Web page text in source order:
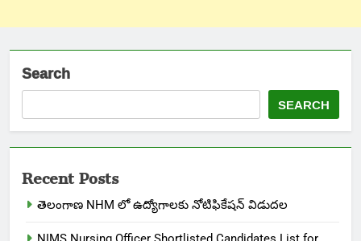
Search
SEARCH
Recent Posts
తెలంగాణ NHM లో ఉద్యోగాలకు నోటిఫికేషన్ విడుదల